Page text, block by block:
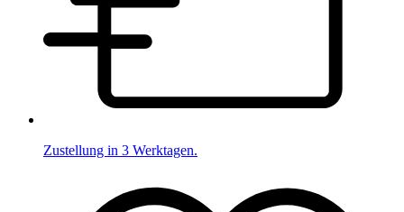
Zustellung in 3 Werktagen.